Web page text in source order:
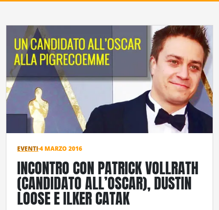
EVENTI·4 MARZO 2016
INCONTRO CON PATRICK VOLLRATH
(CANDIDATO ALL’OSCAR), DUSTIN
LOOSE E ILKER CATAK